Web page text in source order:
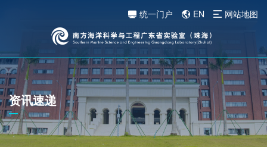
统一门户 EN 网站地图
资讯速递